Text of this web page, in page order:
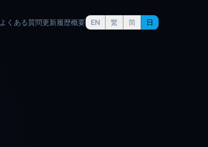
よくある質問更新履歴概要 EN 繁 简 日